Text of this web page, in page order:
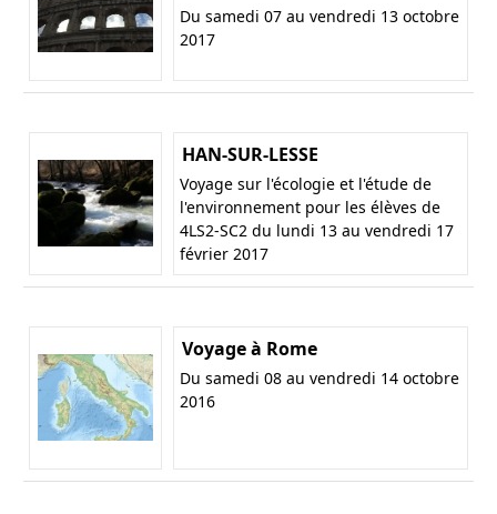
Du samedi 07 au vendredi 13 octobre
2017
HAN-SUR-LESSE
Voyage sur l'écologie et l'étude de
l'environnement pour les élèves de
4LS2-SC2 du lundi 13 au vendredi 17
février 2017
Voyage à Rome
Du samedi 08 au vendredi 14 octobre
2016